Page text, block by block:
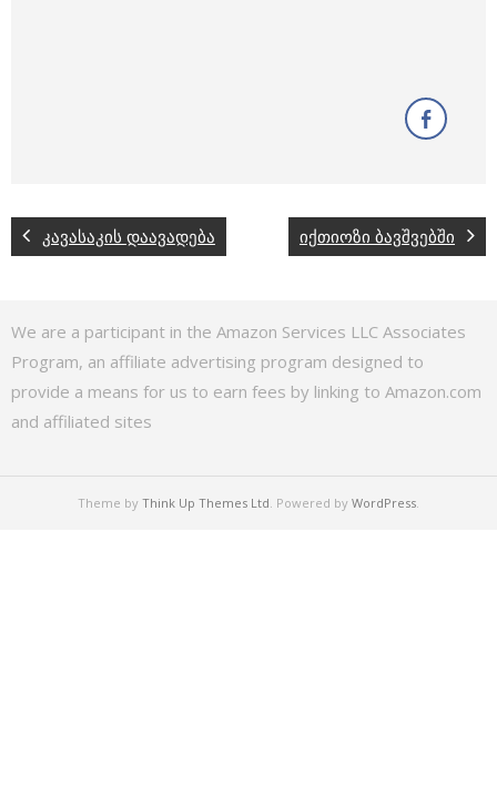
კავასაკის დაავადება იქთიოზი ბავშვებში
We are a participant in the Amazon Services LLC Associates
Program, an affiliate advertising program designed to
provide a means for us to earn fees by linking to Amazon.com
and affiliated sites
Theme by Think Up Themes Ltd . Powered by WordPress